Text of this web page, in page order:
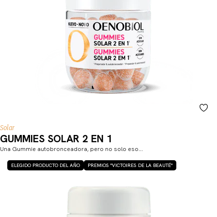
Solar
GUMMIES SOLAR 2 EN 1
Una Gummie autobronceadora, pero no solo eso…
ELEGIDO PRODUCTO DEL AÑO PREMIOS "VICTOIRES DE LA BEAUTÉ"